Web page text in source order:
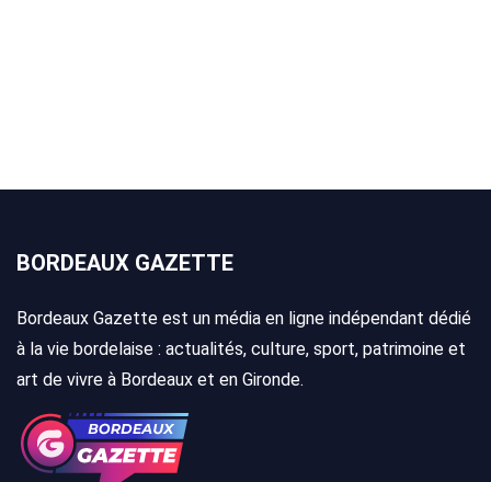
BORDEAUX GAZETTE
Bordeaux Gazette est un média en ligne indépendant dédié
à la vie bordelaise : actualités, culture, sport, patrimoine et
art de vivre à Bordeaux et en Gironde.